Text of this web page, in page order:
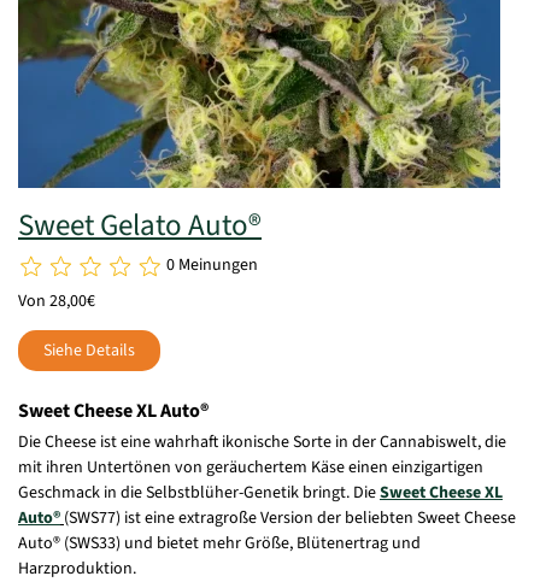
Sweet Gelato Auto®
0 Meinungen
Von 28,00€
Siehe Details
Sweet Cheese XL Auto®
Die Cheese ist eine wahrhaft ikonische Sorte in der Cannabiswelt, die
mit ihren Untertönen von geräuchertem Käse einen einzigartigen
Geschmack in die Selbstblüher-Genetik bringt. DieSweet Cheese XL
Auto® (SWS77) ist eine extragroße Version der beliebten Sweet Cheese
Auto® (SWS33) und bietet mehr Größe, Blütenertrag und
Harzproduktion.